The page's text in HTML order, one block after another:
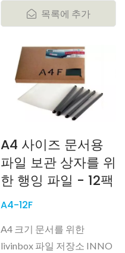
목록에 추가
A4 사이즈 문서용
파일 보관 상자를 위
한 행잉 파일 - 12팩
A4-12F
A4 크기 문서를 위한
livinbox 파일 저장소 INNO